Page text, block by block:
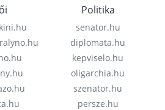
Politika
senator.hu
diplomata.hu
kepviselo.hu
oligarchia.hu
szenator.hu
persze.hu